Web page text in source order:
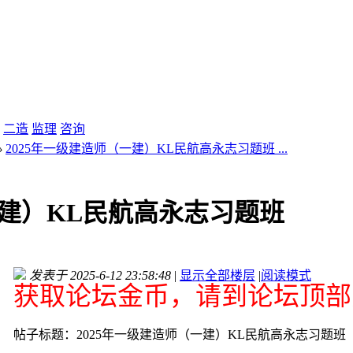
二造 监理 咨询
2025年一级建造师（一建）KL民航高永志习题班 ...
）KL民航高永志习题班
发表于 2025-6-12 23:58:48 | 显示全部楼层 |阅读模式
获取论坛金币，请到论坛顶
帖子标题：2025年一级建造师（一建）KL民航高永志习题班